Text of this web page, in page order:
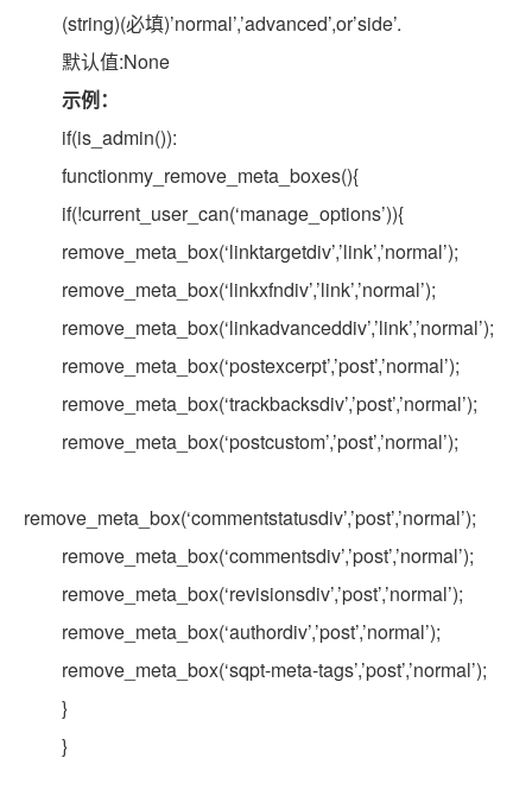
(string)(必填)’normal’,’advanced’,or’side’.
默认值:None
示例：
if(is_admin()):
functionmy_remove_meta_boxes(){
if(!current_user_can(‘manage_options’)){
remove_meta_box(‘linktargetdiv’,’link’,’normal’);
remove_meta_box(‘linkxfndiv’,’link’,’normal’);
remove_meta_box(‘linkadvanceddiv’,’link’,’normal’);
remove_meta_box(‘postexcerpt’,’post’,’normal’);
remove_meta_box(‘trackbacksdiv’,’post’,’normal’);
remove_meta_box(‘postcustom’,’post’,’normal’);
remove_meta_box(‘commentstatusdiv’,’post’,’normal’);
remove_meta_box(‘commentsdiv’,’post’,’normal’);
remove_meta_box(‘revisionsdiv’,’post’,’normal’);
remove_meta_box(‘authordiv’,’post’,’normal’);
remove_meta_box(‘sqpt-meta-tags’,’post’,’normal’);
}
}